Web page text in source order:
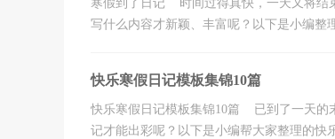
寒假到了日记 时间过得真快，一天又将结
写什么内容才新颖、丰富呢？以下是小编整
快乐寒假日记模板集锦10篇
快乐寒假日记模板集锦10篇 已到了一天的
记才能出彩呢？以下是小编帮大家整理的快